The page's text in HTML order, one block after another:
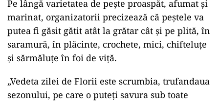
Pe lângă varietatea de peşte proaspăt, afumat şi
marinat, organizatorii precizează că peştele va
putea fi găsit gătit atât la grătar cât şi pe plită, în
saramură, în plăcinte, crochete, mici, chifteluţe
şi sărmăluţe în foi de viţă.
„Vedeta zilei de Florii este scrumbia, trufandaua
sezonului, pe care o puteţi savura sub toate